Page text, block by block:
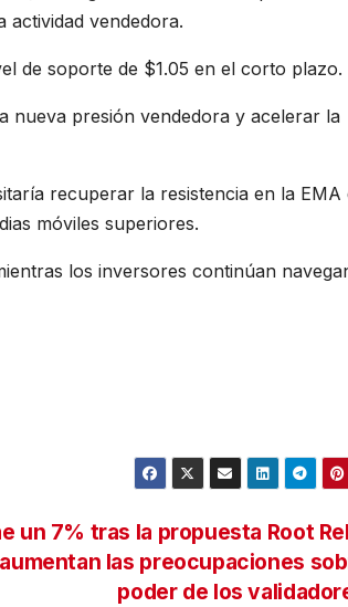
actividad vendedora.
de soporte de $1.05 en el corto plazo.
nueva presión vendedora y acelerar la
recuperar la resistencia en la EMA
móviles superiores.
los inversores continúan
un 7% tras la propuesta Root
las preocupaciones
poder de los